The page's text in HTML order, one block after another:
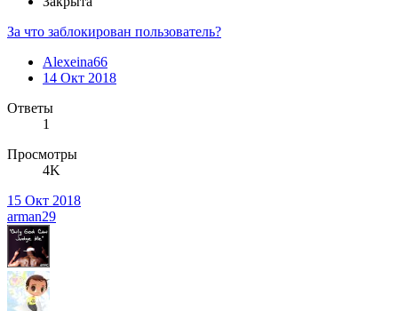
За что заблокирован пользователь?
Alexeina66
14 Окт 2018
Ответы
1
Просмотры
4K
15 Окт 2018
arman29